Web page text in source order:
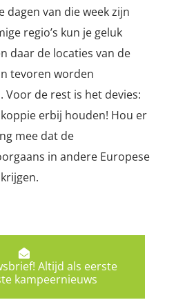
dagen van die week zijn
regio’s kun je geluk
daar de locaties van de
tevoren worden
Voor de rest is het devies:
erbij houden! Hou er
mee dat de
in andere Europese
Altijd als eerste
kampeernieuws